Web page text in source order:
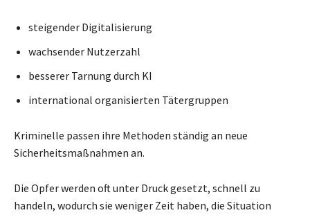
steigender Digitalisierung
wachsender Nutzerzahl
besserer Tarnung durch KI
international organisierten Tätergruppen
Kriminelle passen ihre Methoden ständig an neue
Sicherheitsmaßnahmen an.
Die Opfer werden oft unter Druck gesetzt, schnell zu
handeln, wodurch sie weniger Zeit haben, die Situation